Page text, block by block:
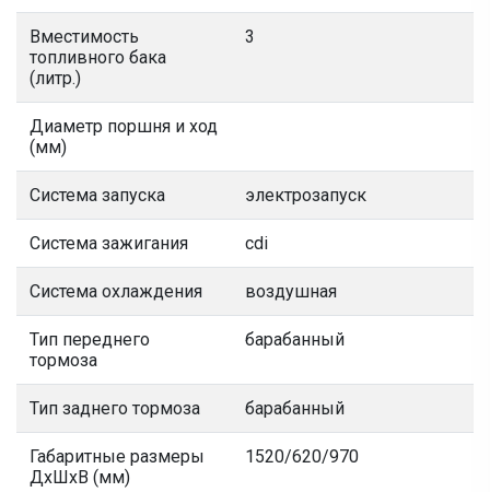
Вместимость
топливного бака
(литр.)
3
Диаметр поршня и ход
(мм)
Система запуска электрозапуск
Система зажигания cdi
Система охлаждения воздушная
Тип переднего
тормоза
барабанный
Тип заднего тормоза барабанный
Габаритные размеры
ДхШхВ (мм)
1520/620/970